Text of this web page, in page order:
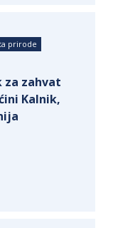
prirode
za zahvat
Kalnik,